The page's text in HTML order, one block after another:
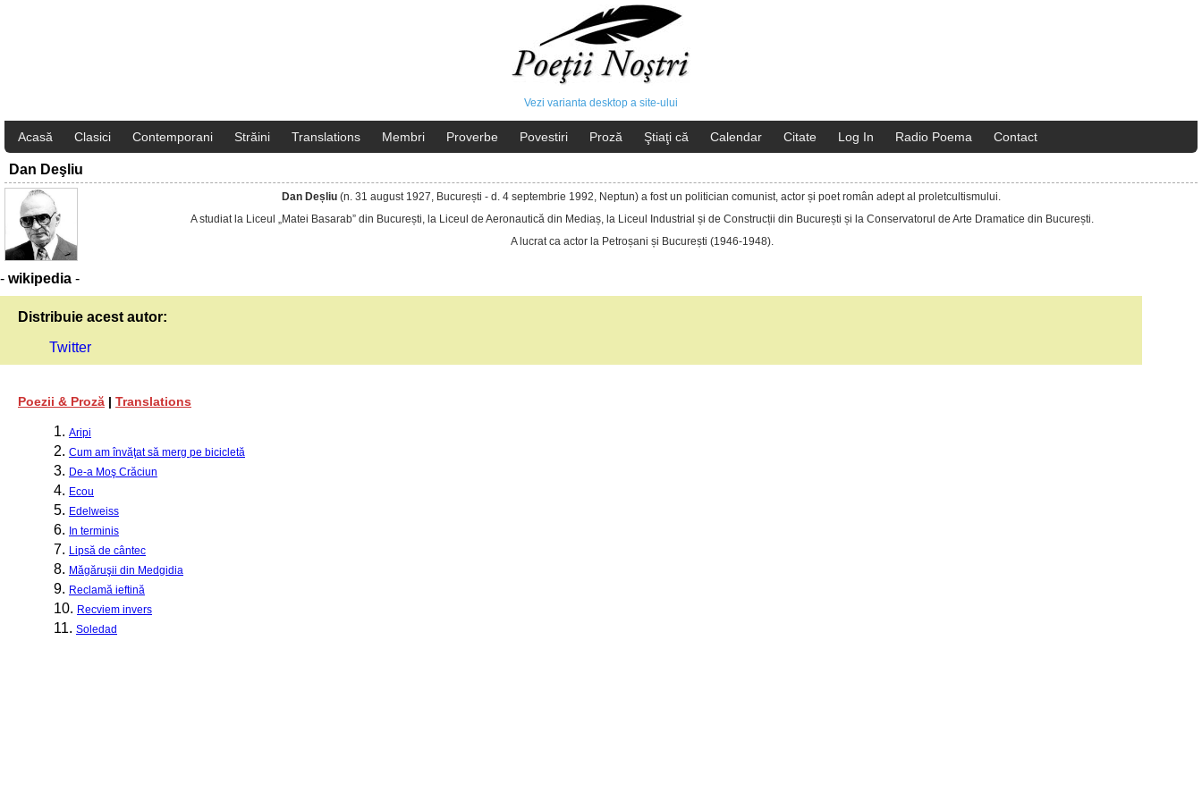
Vezi varianta desktop a site-ului
Acasă Clasici Contemporani Străini Translations Membri Proverbe Povestiri Proză Ştiaţi că Calendar Citate Log In Radio Poema Contact
Dan Deşliu
Dan Deșliu(n. 31 august 1927, București - d. 4 septembrie 1992, Neptun) a fost un politician comunist, actor și poetromân adept al proletcultismului.
A studiat la Liceul „Matei Basarab” din București, la Liceul de Aeronautică din Mediaș, la Liceul Industrial și de Construcții din București și la Conservatorul de Arte Dramatice din București.
A lucrat ca actor la Petroșani și București (1946-1948).
- wikipedia -
Distribuie acest autor:
Twitter
Poezii & Proză | Translations
1. Aripi
2. Cum am învăţat să merg pe bicicletă
3. De-a Moş Crăciun
4. Ecou
5. Edelweiss
6. In terminis
7. Lipsă de cântec
8. Măgăruşii din Medgidia
9. Reclamă ieftină
10. Recviem invers
11. Soledad